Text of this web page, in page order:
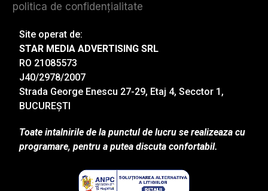
politica de confidențialitate
Site operat de:
STAR MEDIA ADVERTISING SRL
RO 21085573
J40/2978/2007
Strada George Enescu 27-29, Etaj 4, Secctor 1,
BUCUREȘTI
Toate intalnirile de la punctul de lucru se realizeaza cu
programare, pentru a putea discuta confortabil.